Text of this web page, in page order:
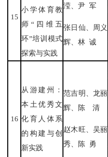
15
小学体育教
师“四维五
环”培训模式
探索与实践
滢、尹 军
张日仙、周义
辉、林 诚
16
从游建州：
本土优秀文
化育人体系
的构建与创
新实践
范吉明、龙丽
辉、陈 清
赵木旺、吴丽
秀、陈 勇